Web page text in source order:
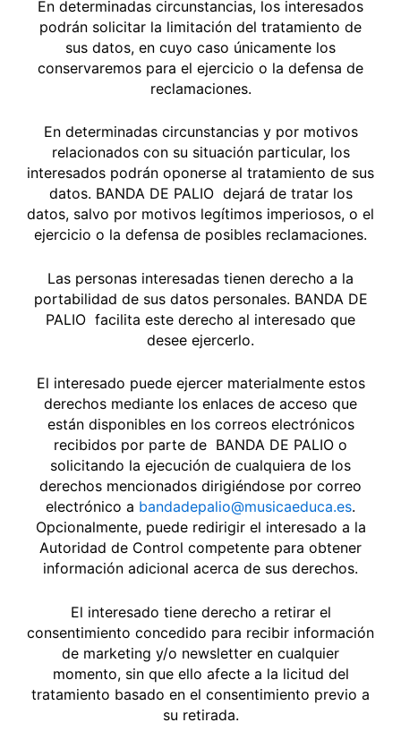
En determinadas circunstancias, los interesados
podrán solicitar la limitación del tratamiento de
sus datos, en cuyo caso únicamente los
conservaremos para el ejercicio o la defensa de
reclamaciones.
En determinadas circunstancias y por motivos
relacionados con su situación particular, los
interesados podrán oponerse al tratamiento de sus
datos. BANDA DE PALIO dejará de tratar los
datos, salvo por motivos legítimos imperiosos, o el
ejercicio o la defensa de posibles reclamaciones.
Las personas interesadas tienen derecho a la
portabilidad de sus datos personales. BANDA DE
PALIO facilita este derecho al interesado que
desee ejercerlo.
El interesado puede ejercer materialmente estos
derechos mediante los enlaces de acceso que
están disponibles en los correos electrónicos
recibidos por parte de BANDA DE PALIO o
solicitando la ejecución de cualquiera de los
derechos mencionados dirigiéndose por correo
electrónico a bandadepalio@musicaeduca.es.
Opcionalmente, puede redirigir el interesado a la
Autoridad de Control competente para obtener
información adicional acerca de sus derechos.
El interesado tiene derecho a retirar el
consentimiento concedido para recibir información
de marketing y/o newsletter en cualquier
momento, sin que ello afecte a la licitud del
tratamiento basado en el consentimiento previo a
su retirada.